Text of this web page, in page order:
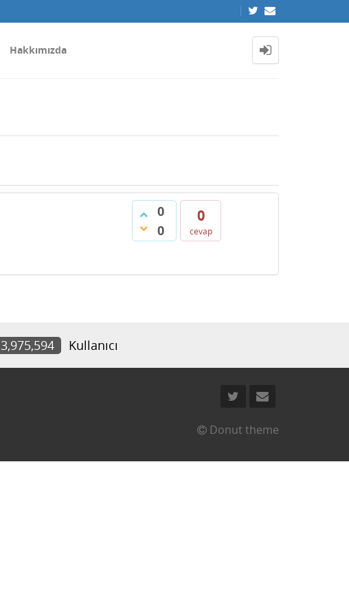
Hakkımızda
0
0
0
cevap
3,975,594 Kullanıcı
Donut theme